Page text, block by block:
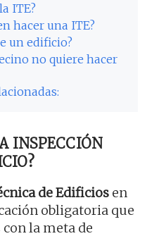
ITE?
hacer una ITE?
un edificio?
no quiere hacer
INSPECCIÓN
de Edificios en
obligatoria que
la meta de